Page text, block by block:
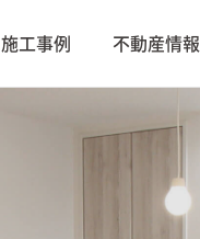
施工事例 不動産情報